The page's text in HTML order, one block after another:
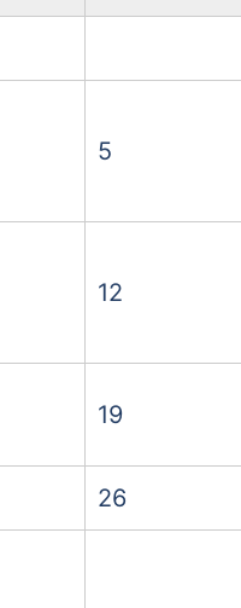
5
12
19
26